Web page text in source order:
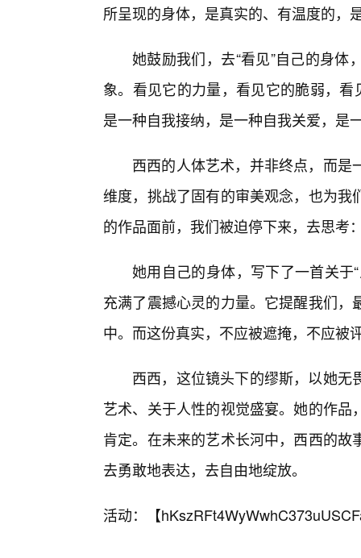
所呈现的身体，是真实的、有温度的，
她鼓励我们，去“看见”自己的身
象。看见它的力量，看见它的脆弱，
是一种自我接纳，是一种自我关爱，是
西西的人体艺术，并非终点，而
维度，挑战了固有的审美观念，也为
的作品面前，我们被迫停下来，去思考
她用自己的身体，写下了一首关于
充满了震撼心灵的力量。它提醒我们
中。而这份真实，不应被遮掩，不应被
西西，这位镜头下的缪斯，以她
艺术、关于人性的视觉盛宴。她的作
肯定。在未来的艺术长河中，西西的
去勇敢地表达，去自由地绽放。
活动：【